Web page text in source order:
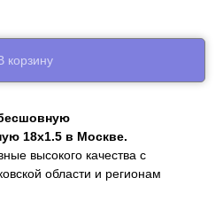
корзину
18х1.5 в Москве.
высокого качества с
области и регионам